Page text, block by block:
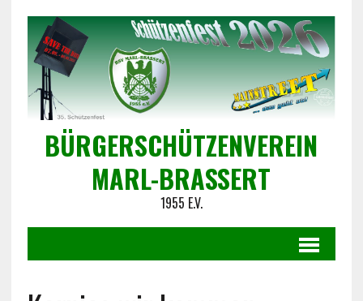
BÜRGERSCHÜTZENVEREIN
MARL-BRASSERT
1955 E.V.